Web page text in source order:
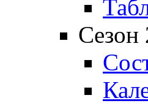
Сезон